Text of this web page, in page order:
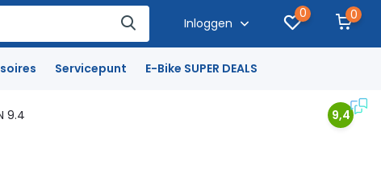
Inloggen
0 0
Servicepunt E-Bike SUPER DEALS
9.4 9,4